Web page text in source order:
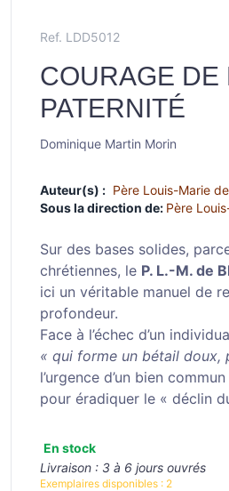
Ref. LDD5012
COURAGE DE
PATERNITÉ
Dominique Martin Morin
Auteur(s) : Père Louis-Marie
Sous la direction de: Père
Sur des bases solides,
chrétiennes, le P. L.-M. de
ici un véritable manuel de
profondeur.
Face à l’échec d’un
« qui forme un bétail doux,
l’urgence d’un bien
pour éradiquer le « déclin
En stock
Livraison : 3 à 6 jours ouvrés
Exemplaires disponibles : 2